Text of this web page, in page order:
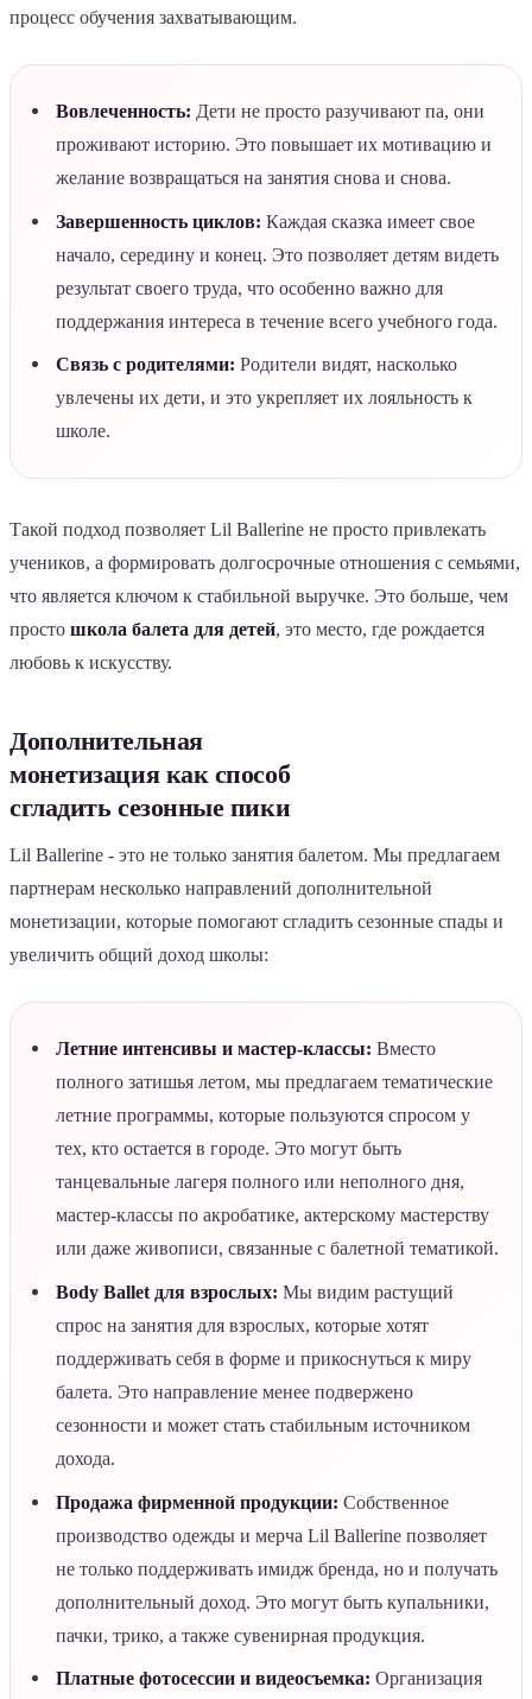
процесс обучения захватывающим.
Вовлеченность: Дети не просто разучивают па, они
проживают историю. Это повышает их мотивацию и
желание возвращаться на занятия снова и снова.
Завершенность циклов: Каждая сказка имеет свое
начало, середину и конец. Это позволяет детям видеть
результат своего труда, что особенно важно для
поддержания интереса в течение всего учебного года.
Связь с родителями: Родители видят, насколько
увлечены их дети, и это укрепляет их лояльность к
школе.
Такой подход позволяет Lil Ballerine не просто привлекать
учеников, а формировать долгосрочные отношения с семьями,
что является ключом к стабильной выручке. Это больше, чем
просто школа балета для детей, это место, где рождается
любовь к искусству.
Дополнительная
монетизация как способ
сгладить сезонные пики
Lil Ballerine - это не только занятия балетом. Мы предлагаем
партнерам несколько направлений дополнительной
монетизации, которые помогают сгладить сезонные спады и
увеличить общий доход школы:
Летние интенсивы и мастер-классы: Вместо
полного затишья летом, мы предлагаем тематические
летние программы, которые пользуются спросом у
тех, кто остается в городе. Это могут быть
танцевальные лагеря полного или неполного дня,
мастер-классы по акробатике, актерскому мастерству
или даже живописи, связанные с балетной тематикой.
Body Ballet для взрослых: Мы видим растущий
спрос на занятия для взрослых, которые хотят
поддерживать себя в форме и прикоснуться к миру
балета. Это направление менее подвержено
сезонности и может стать стабильным источником
дохода.
Продажа фирменной продукции: Собственное
производство одежды и мерча Lil Ballerine позволяет
не только поддерживать имидж бренда, но и получать
дополнительный доход. Это могут быть купальники,
пачки, трико, а также сувенирная продукция.
Платные фотосессии и видеосъемка: Организация